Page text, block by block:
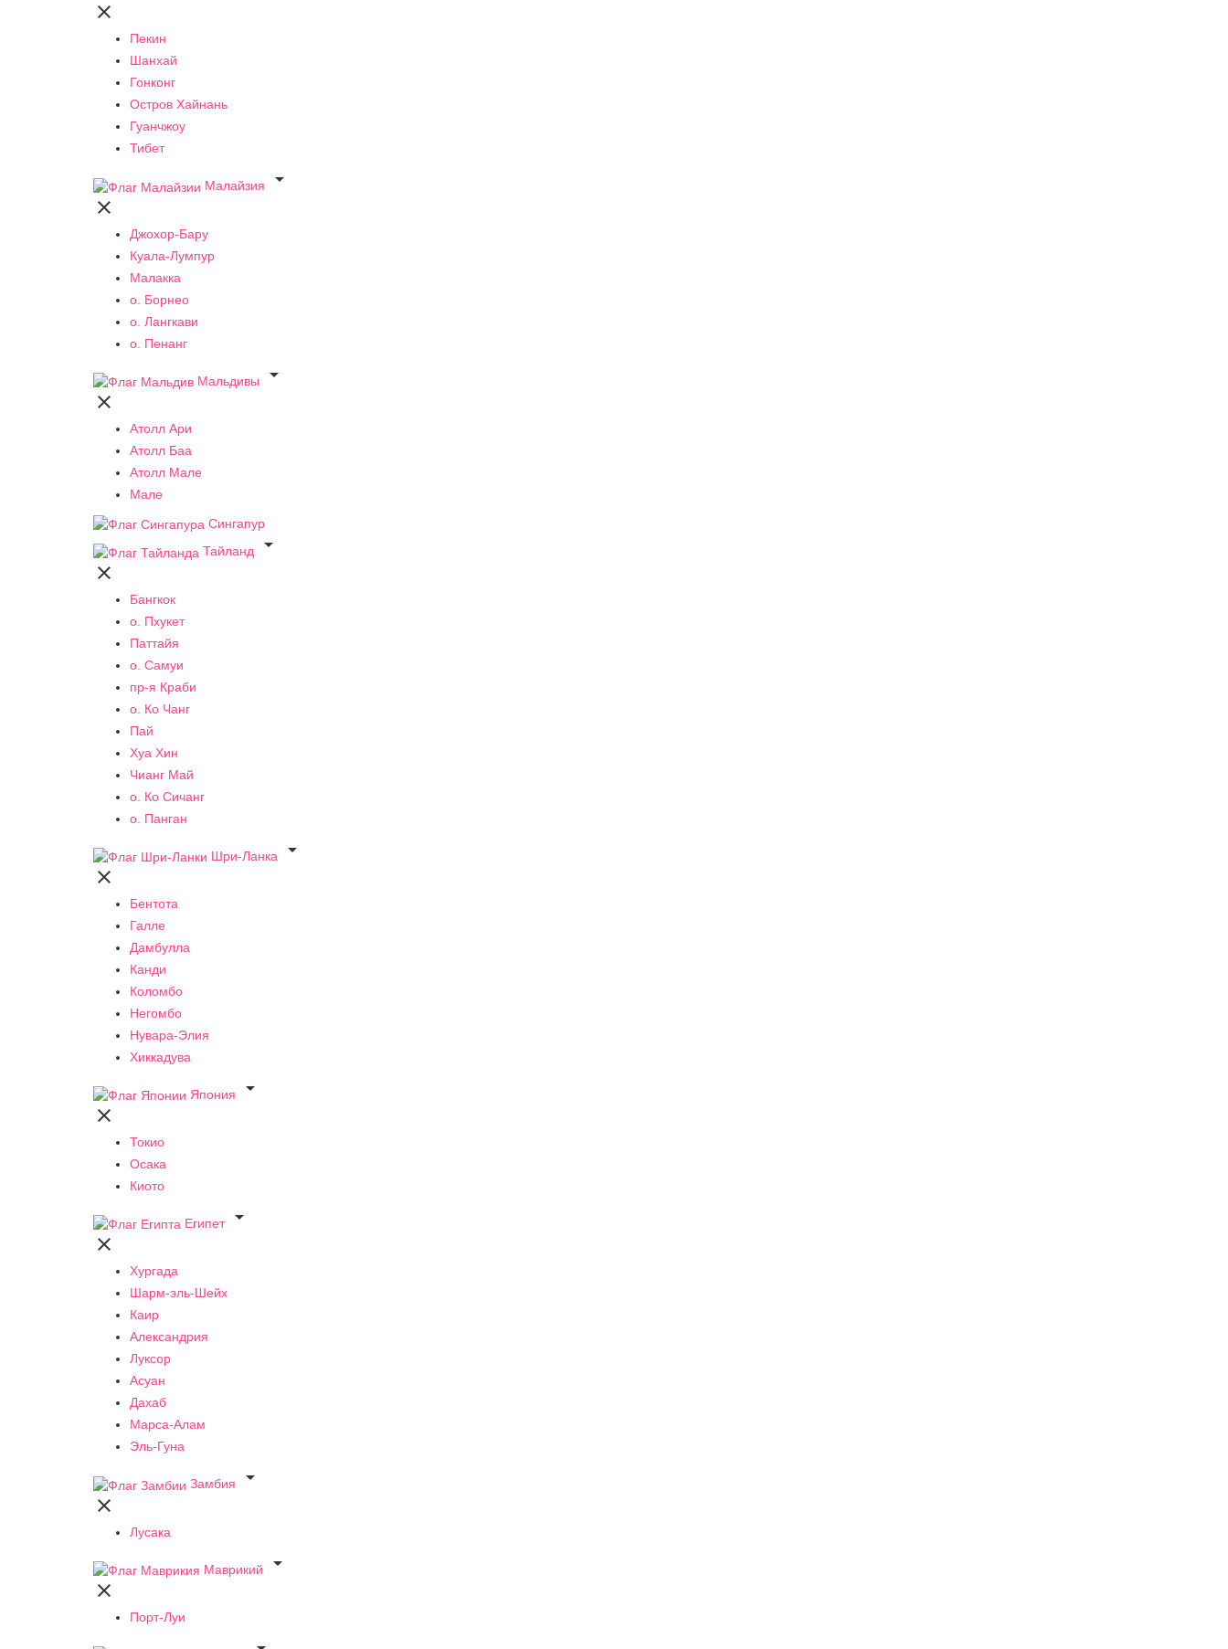

Пекин
Шанхай
Гонконг
Остров Хайнань
Гуанчжоу
Тибет
Малайзия


Джохор-Бару
Куала-Лумпур
Малакка
о. Борнео
о. Лангкави
о. Пенанг
Мальдивы


Атолл Ари
Атолл Баа
Атолл Мале
Мале
Сингапур
Тайланд


Бангкок
о. Пхукет
Паттайя
о. Самуи
пр-я Краби
о. Ко Чанг
Пай
Хуа Хин
Чианг Май
о. Ко Сичанг
о. Панган
Шри-Ланка


Бентота
Галле
Дамбулла
Канди
Коломбо
Негомбо
Нувара-Элия
Хиккадува
Япония


Токио
Осака
Киото
Египет


Хургада
Шарм-эль-Шейх
Каир
Александрия
Луксор
Асуан
Дахаб
Марса-Алам
Эль-Гуна
Замбия


Лусака
Маврикий


Порт-Луи